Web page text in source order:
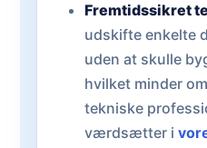
Fremtidssikret
udskifte enkelte
uden at skulle
hvilket minder
tekniske
værdsætter i